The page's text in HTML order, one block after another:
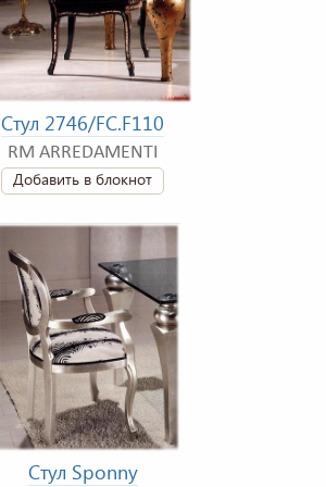
Стул 2746/FC.F110
RM ARREDAMENTI
Добавить в блокнот
Стул Sponny